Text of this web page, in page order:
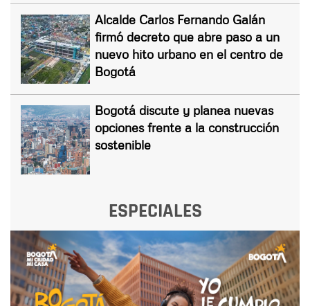
Alcalde Carlos Fernando Galán
firmó decreto que abre paso a un
nuevo hito urbano en el centro de
Bogotá
Bogotá discute y planea nuevas
opciones frente a la construcción
sostenible
ESPECIALES